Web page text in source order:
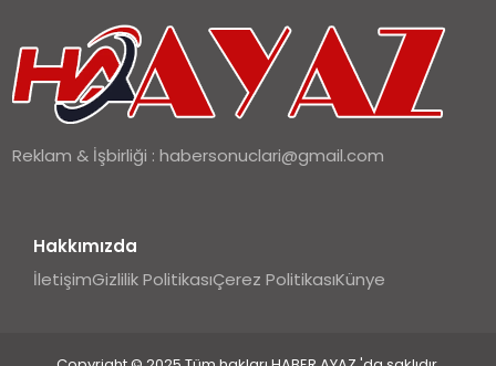
Reklam & İşbirliği :habersonuclari@gmail.com
Hakkımızda
İletişimGizlilik PolitikasıÇerez PolitikasıKünye